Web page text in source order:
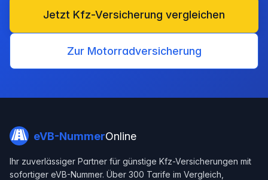
Jetzt Kfz-Versicherung vergleichen
Zur Motorradversicherung
eVB-NummerOnline
Ihr zuverlässiger Partner für günstige Kfz-Versicherungen mit
sofortiger eVB-Nummer. Über 300 Tarife im Vergleich,